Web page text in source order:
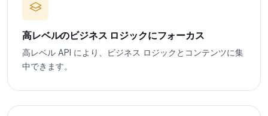
高レベルのビジネス ロジックにフォーカス
高レベル API により、ビジネス ロジックとコンテンツに集
中できます。